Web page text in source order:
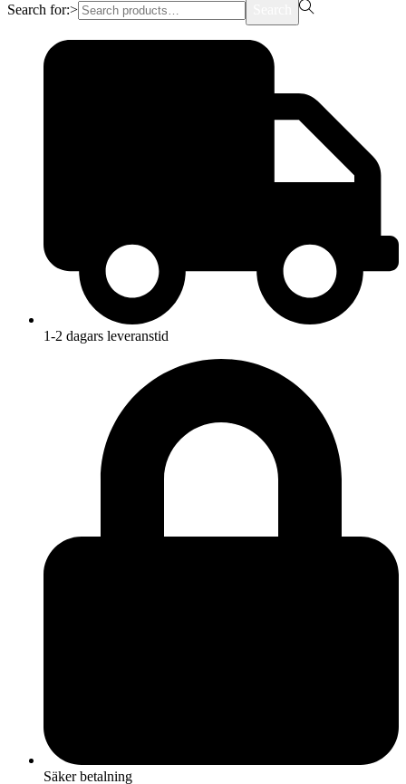
Search for:>
1-2 dagars leveranstid
Säker betalning